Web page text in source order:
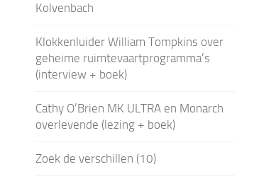
Kolvenbach
Klokkenluider William Tompkins over
geheime ruimtevaartprogramma’s
(interview + boek)
Cathy O’Brien MK ULTRA en Monarch
overlevende (lezing + boek)
Zoek de verschillen (10)